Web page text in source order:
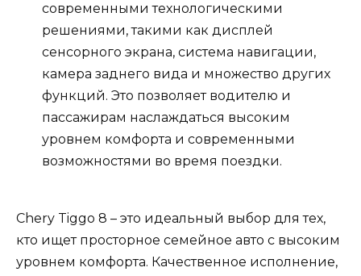
современными технологическими
решениями, такими как дисплей
сенсорного экрана, система навигации,
камера заднего вида и множество других
функций. Это позволяет водителю и
пассажирам наслаждаться высоким
уровнем комфорта и современными
возможностями во время поездки.
Chery Tiggo 8 – это идеальный выбор для тех,
кто ищет просторное семейное авто с высоким
уровнем комфорта. Качественное исполнение,